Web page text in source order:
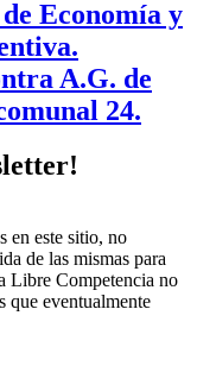
Economía y
A.G. de
24.
en este sitio, no
de las mismas para
Libre Competencia no
que eventualmente